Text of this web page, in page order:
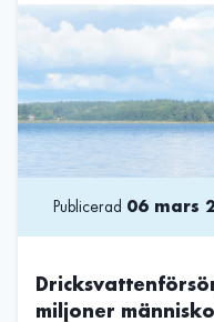
Publicerad 06 mars
miljoner